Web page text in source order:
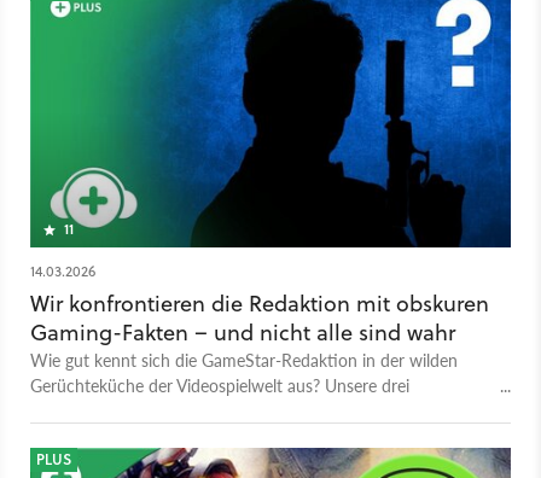
11
14.03.2026
Wir konfrontieren die Redaktion mit obskuren
Gaming-Fakten – und nicht alle sind wahr
Wie gut kennt sich die GameStar-Redaktion in der wilden
Gerüchteküche der Videospielwelt aus? Unsere drei
PLUS